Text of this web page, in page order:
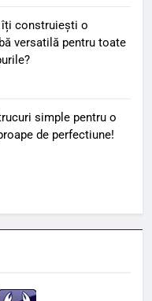
îți construiești o
versatilă pentru toate
simple pentru o
de perfectiune!